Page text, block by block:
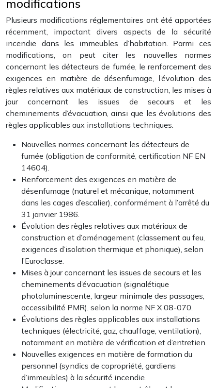
modifications
Plusieurs modifications réglementaires ont été apportées
récemment, impactant divers aspects de la sécurité
incendie dans les immeubles d’habitation. Parmi ces
modifications, on peut citer les nouvelles normes
concernant les détecteurs de fumée, le renforcement des
exigences en matière de désenfumage, l’évolution des
règles relatives aux matériaux de construction, les mises à
jour concernant les issues de secours et les
cheminements d’évacuation, ainsi que les évolutions des
règles applicables aux installations techniques.
Nouvelles normes concernant les détecteurs de
fumée (obligation de conformité, certification NF EN
14604).
Renforcement des exigences en matière de
désenfumage (naturel et mécanique, notamment
dans les cages d’escalier), conformément à l’arrêté du
31 janvier 1986.
Évolution des règles relatives aux matériaux de
construction et d’aménagement (classement au feu,
exigences d’isolation thermique et phonique), selon
l’Euroclasse.
Mises à jour concernant les issues de secours et les
cheminements d’évacuation (signalétique
photoluminescente, largeur minimale des passages,
accessibilité PMR), selon la norme NF X 08-070.
Évolutions des règles applicables aux installations
techniques (électricité, gaz, chauffage, ventilation),
notamment en matière de vérification et d’entretien.
Nouvelles exigences en matière de formation du
personnel (syndics de copropriété, gardiens
d’immeubles) à la sécurité incendie.